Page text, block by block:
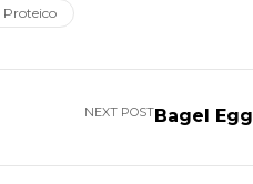
Proteico
NEXT POST Bagel Egg